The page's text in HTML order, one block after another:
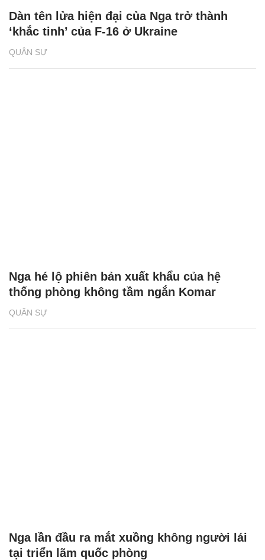
QUÂN SỰ
Dàn tên lửa hiện đại của Nga trở thành
‘khắc tinh’ của F-16 ở Ukraine
QUÂN SỰ
Nga hé lộ phiên bản xuất khẩu của hệ
thống phòng không tầm ngắn Komar
Nga lần đầu ra mắt xuồng không người lái
tại triển lãm quốc phòng